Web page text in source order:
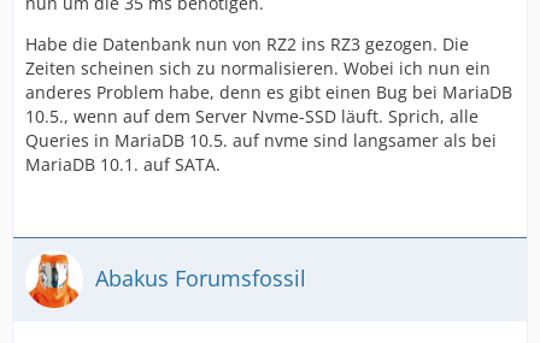
Habe die Datenbank nun von RZ2 ins RZ3 gezogen. Die
Zeiten scheinen sich zu normalisieren. Wobei ich nun ein
anderes Problem habe, denn es gibt einen Bug bei MariaDB
10.5., wenn auf dem Server Nvme-SSD läuft. Sprich, alle
Queries in MariaDB 10.5. auf nvme sind langsamer als bei
MariaDB 10.1. auf SATA.
Abakus Forumsfossil